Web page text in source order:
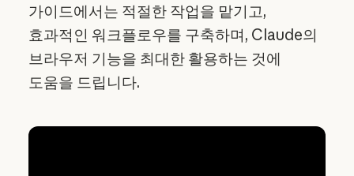
가이드에서는 적절한 작업을 맡기고,
효과적인 워크플로우를 구축하며, Claude의
브라우저 기능을 최대한 활용하는 것에
도움을 드립니다.